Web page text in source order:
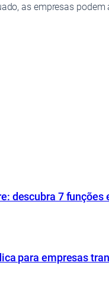
as empresas
descubra 7 funções
para empresas